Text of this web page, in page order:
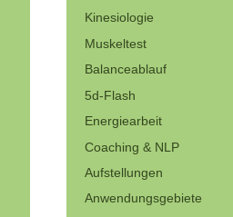
Kinesiologie
Muskeltest
Balanceablauf
5d-Flash
Energiearbeit
Coaching & NLP
Aufstellungen
Anwendungsgebiete